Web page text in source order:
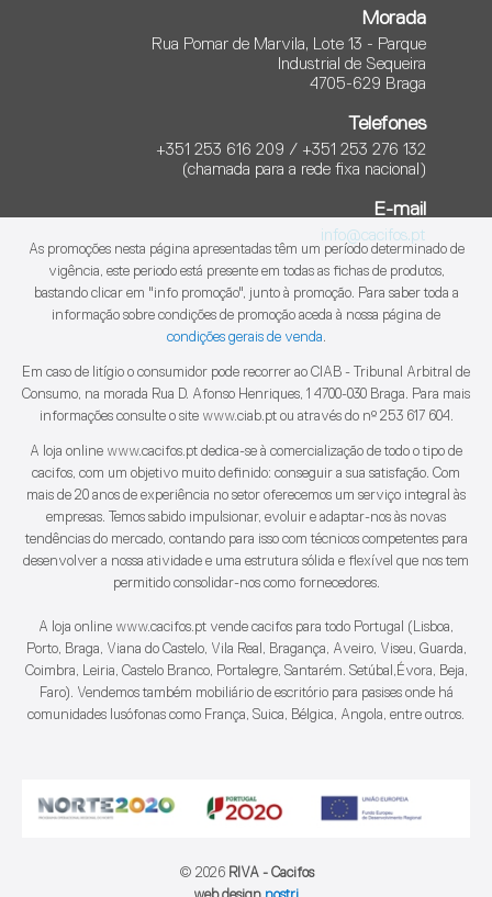
Morada
Rua Pomar de Marvila, Lote 13 - Parque
Industrial de Sequeira
4705-629 Braga
Telefones
+351 253 616 209 / +351 253 276 132
(chamada para a rede fixa nacional)
E-mail
info@cacifos.pt
As promoções nesta página apresentadas têm um período determinado de
vigência, este periodo está presente em todas as fichas de produtos,
bastando clicar em "info promoção", junto à promoção. Para saber toda a
informação sobre condições de promoção aceda à nossa página de
condições gerais de venda.
Em caso de litígio o consumidor pode recorrer ao CIAB - Tribunal Arbitral de
Consumo, na morada Rua D. Afonso Henriques, 1 4700-030 Braga. Para mais
informações consulte o site www.ciab.pt ou através do nº 253 617 604.
A loja online www.cacifos.pt dedica-se à comercialização de todo o tipo de
cacifos, com um objetivo muito definido: conseguir a sua satisfação. Com
mais de 20 anos de experiência no setor oferecemos um serviço integral às
empresas. Temos sabido impulsionar, evoluir e adaptar-nos às novas
tendências do mercado, contando para isso com técnicos competentes para
desenvolver a nossa atividade e uma estrutura sólida e flexível que nos tem
permitido consolidar-nos como fornecedores.
A loja online www.cacifos.pt vende cacifos para todo Portugal (Lisboa,
Porto, Braga, Viana do Castelo, Vila Real, Bragança, Aveiro, Viseu, Guarda,
Coimbra, Leiria, Castelo Branco, Portalegre, Santarém. Setúbal,Évora, Beja,
Faro). Vendemos também mobiliário de escritório para pasises onde há
comunidades lusófonas como França, Suica, Bélgica, Angola, entre outros.
© 2026 RIVA - Cacifos